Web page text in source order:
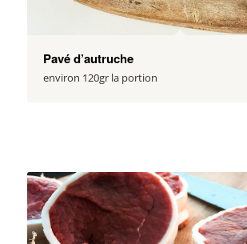
Pavé d’autruche
environ 120gr la portion